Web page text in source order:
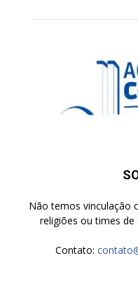
Não temos vinculação
religiões ou times
Contato: